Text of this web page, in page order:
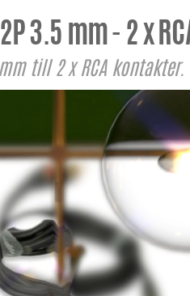
3.5 mm - 2 x
till 2 x RCA